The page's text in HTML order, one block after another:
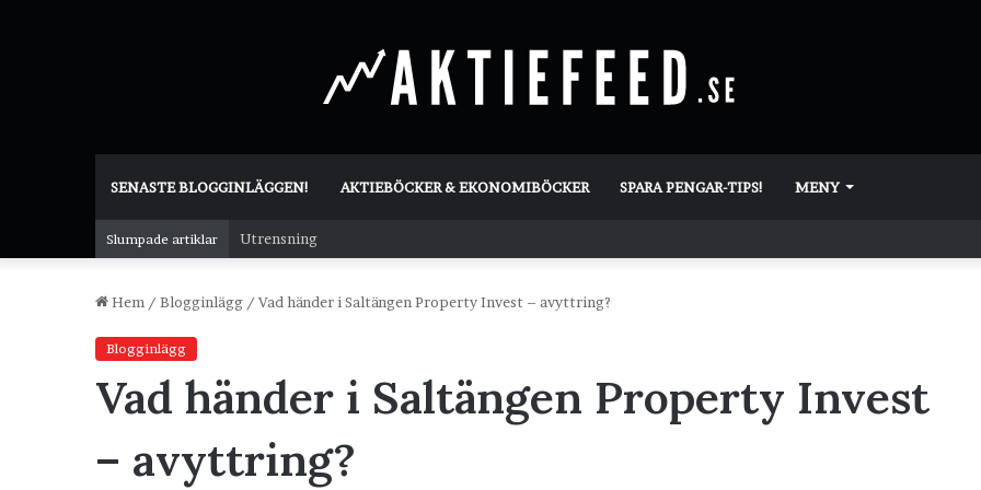
SENASTE BLOGGINLÄGGEN! AKTIEBÖCKER & EKONOMIBÖCKER SPARA PENGAR-TIPS! MENY
Slumpade artiklar Utrensning
Hem / Blogginlägg / Vad händer i Saltängen Property Invest – avyttring?
Blogginlägg
Vad händer i Saltängen Property Invest
– avyttring?